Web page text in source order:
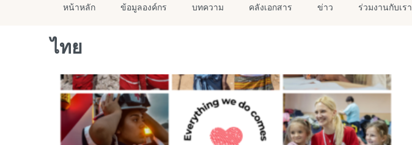
หน้าหลัก ข้อมูลองค์กร บทความ คลังเอกสาร ข่าว ร่วมงานกับเรา
ไทย